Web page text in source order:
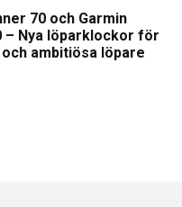
70 och Garmin
– Nya löparklockor för
ambitiösa löpare